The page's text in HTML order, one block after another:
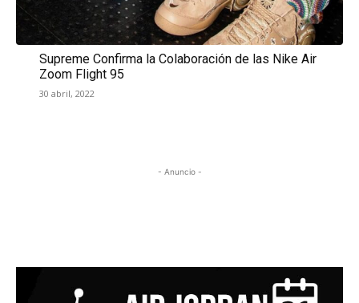
Supreme Confirma la Colaboración de las Nike Air
Zoom Flight 95
30 abril, 2022
- Anuncio -